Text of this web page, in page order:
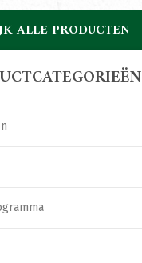
ALLE PRODUCTEN